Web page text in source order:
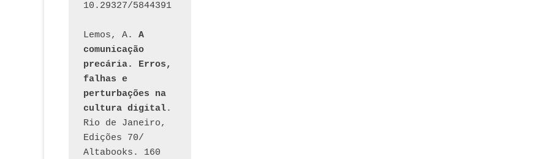
10.29327/5844391
Lemos, A. A
comunicação
precária. Erros,
falhas e
perturbações na
cultura digital.
Rio de Janeiro,
Edições 70/
Altabooks. 160